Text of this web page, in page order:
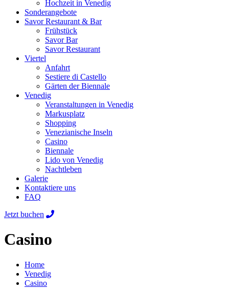
Hochzeit in Venedig
Sonderangebote
Savor Restaurant & Bar
Frühstück
Savor Bar
Savor Restaurant
Viertel
Anfahrt
Sestiere di Castello
Gärten der Biennale
Venedig
Veranstaltungen in Venedig
Markusplatz
Shopping
Venezianische Inseln
Casino
Biennale
Lido von Venedig
Nachtleben
Galerie
Kontaktiere uns
FAQ
Jetzt buchen
Casino
Home
Venedig
Casino